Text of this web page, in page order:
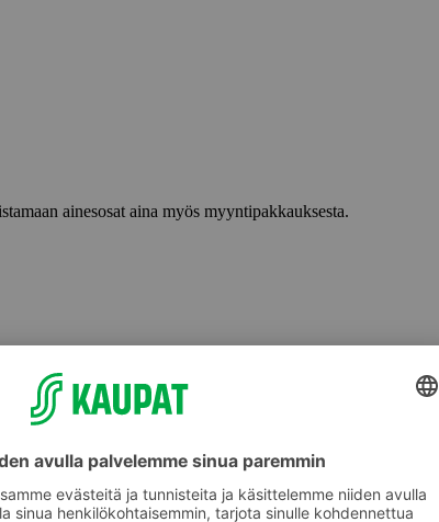
ainesosat aina myös myyntipakkauksesta.